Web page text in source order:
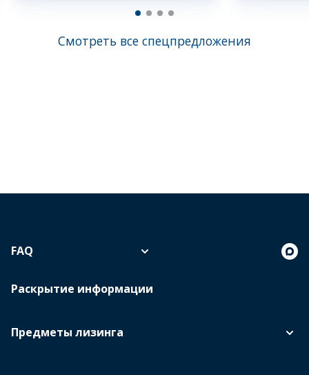
Смотреть все спецпредложения
Предметы лизинга
FAQ
Раскрытие информации